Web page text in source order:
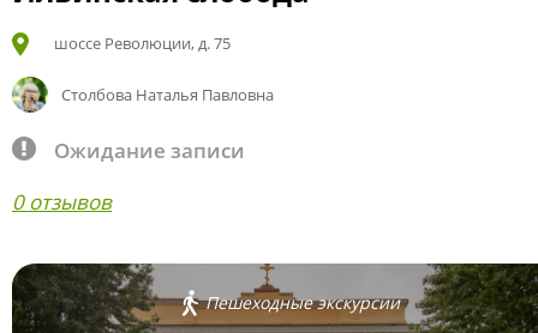
шоссе Революции, д. 75
Столбова Наталья Павловна
Ожидание записи
0 отзывов
Пешеходные экскурсии